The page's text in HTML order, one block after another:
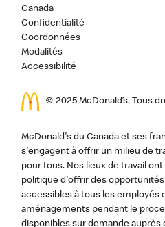
Canada
Confidentialité
Coordonnées
Modalités
Accessibilité
© 2025 McDonald’s. Tous
McDonald's du Canada et ses
s'engagent à offrir un milieu de
pour tous. Nos lieux de travail
politique d'offrir des
accessibles à tous les employés
aménagements pendant le
disponibles sur demande auprès